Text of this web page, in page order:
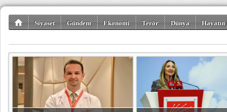
Siyaset Gündem Ekonomi Terör Dünya